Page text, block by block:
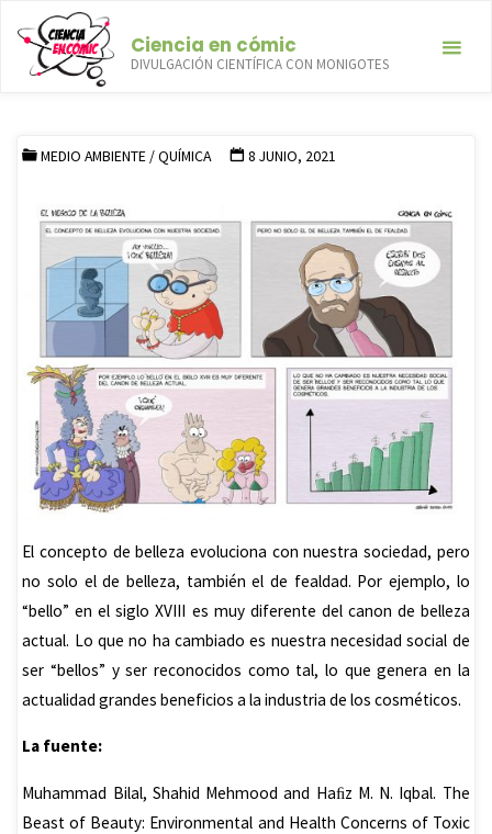
contenido
Ciencia en cómic
DIVULGACIÓN CIENTÍFICA CON MONIGOTES
El negocio de la belleza
MEDIO AMBIENTE/QUÍMICA 8 JUNIO, 2021
El concepto de belleza evoluciona connuestra sociedad, pero
no solo el de belleza, también el de fealdad. Por ejemplo, lo
“bello” en el siglo XVIII es muy diferente del canon de belleza
actual. Lo que no ha cambiado es nuestra necesidad social de
ser “bellos” y ser reconocidos como tal, lo que genera en la
actualidad grandes beneficios a la industria de los cosméticos.
La fuente:
Muhammad Bilal, Shahid Mehmood and Haﬁz M. N. Iqbal. The
Beast of Beauty: Environmental and Health Concerns of Toxic